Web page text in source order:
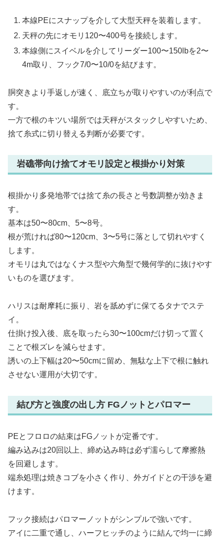
本線PEにスナップを介して大型天秤を装着します。
天秤の先にオモリ120〜400号を接続します。
本線側にスイベルを介してリーダー100〜150lbを2〜
4m取り、フック7/0〜10/0を結びます。
胴突きより手返しが速く、底立ちが取りやすいのが利点で
す。
一方で根のキツい場所では天秤がスタックしやすいため、
捨て糸式に切り替える判断が必要です。
岩礁帯向け捨てオモリ設定と根掛かり対策
根掛かり多発地帯では捨て糸の長さと号数調整が効きま
す。
基本は50〜80cm、5〜8号。
根が荒ければ80〜120cm、3〜5号に落として切れやすく
します。
オモリは丸ではなくナス型や六角型で幾何学的に抜けやす
いものを選びます。
ハリスは耐摩耗に振り、岩を舐めずに保てるタナでステ
イ。
仕掛け投入後、底を取ったら30〜100cmだけ切って置く
ことで根ズレを減らせます。
誘いの上下幅は20〜50cmに留め、無駄な上下で根に触れ
させない運用が大切です。
結び方と強度の出し方 FGノットとパロマー
PEとフロロの結束はFGノットが定番です。
編み込みは20回以上、締め込み時は必ず濡らして摩擦熱
を回避します。
端糸処理は焼きコブを小さく作り、外ガイドとの干渉を避
けます。
フック接続はパロマーノットがシンプルで強いです。
アイに二重で通し、ハーフヒッチのように結んで均一に締